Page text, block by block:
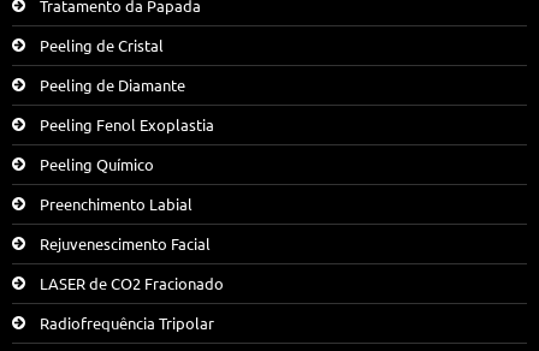
Tratamento da Papada
Peeling de Cristal
Peeling de Diamante
Peeling Fenol Exoplastia
Peeling Químico
Preenchimento Labial
Rejuvenescimento Facial
LASER de CO2 Fracionado
Radiofrequência Tripolar